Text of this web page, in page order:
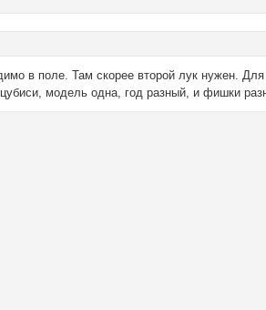
в поле. Там скорее второй лук нужен.
модель одна, год разный, и фишки